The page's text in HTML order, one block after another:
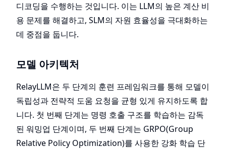
디코딩을 수행하는 것입니다. 이는 LLM의 높은 계산 비
용 문제를 해결하고, SLM의 자원 효율성을 극대화하는
데 중점을 둡니다.
모델 아키텍처
RelayLLM은 두 단계의 훈련 프레임워크를 통해 모델이
독립성과 전략적 도움 요청을 균형 있게 유지하도록 합
니다. 첫 번째 단계는 명령 호출 구조를 학습하는 감독
된 워밍업 단계이며, 두 번째 단계는 GRPO(Group
Relative Policy Optimization)를 사용한 강화 학습 단